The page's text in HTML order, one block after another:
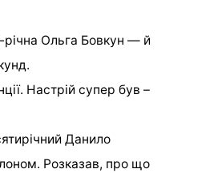
річна Ольга Бовкун — й
Настрій супер був –
Данило
Розказав, про що